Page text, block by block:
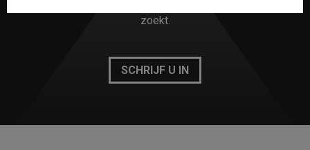
zoekt.
SCHRIJF U IN